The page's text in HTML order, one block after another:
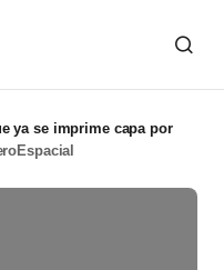
ya se imprime capa por